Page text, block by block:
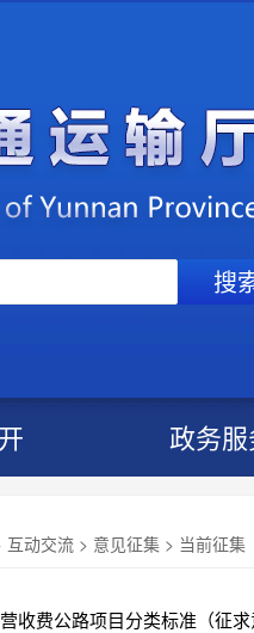
搜
政务
互动交流> 意见征集> 当前征集
收费公路项目分类标准（征